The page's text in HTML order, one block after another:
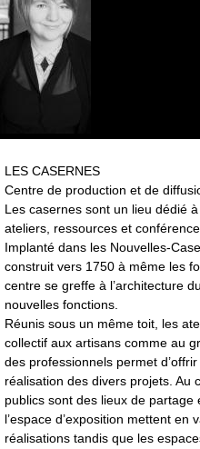
LES CASERNES
Centre de production et de
Les casernes sont un lieu dédié
ateliers, ressources et
Implanté dans les Nouvelles-
construit vers 1750 à même les
centre se greffe à l’architecture
nouvelles fonctions.
Réunis sous un même toit, les
collectif aux artisans comme au
des professionnels permet
réalisation des divers projets.
publics sont des lieux de partage
l’espace d’exposition mettent
réalisations tandis que les